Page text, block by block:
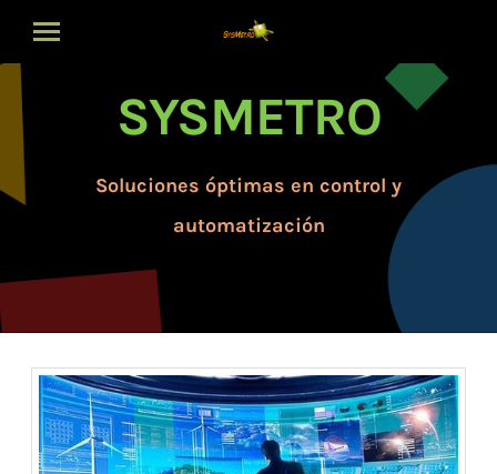
Qué hacemosSYSMETRO​
Soluciones óptimas en control y
automatización